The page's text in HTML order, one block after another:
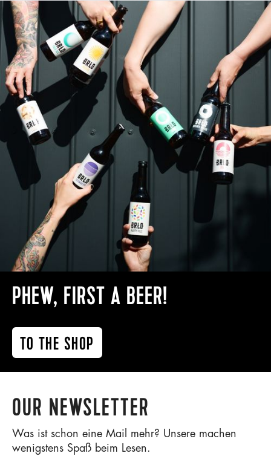
PHEW, FIRST A BEER!
TO THE SHOP
OUR NEWSLETTER
Was ist schon eine Mail mehr? Unsere machen
wenigstens Spaß beim Lesen.